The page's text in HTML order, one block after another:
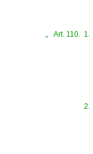
„ Art. 110. 1.
2.